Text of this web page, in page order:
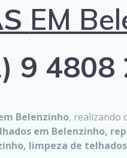
EM
9 4808
Belenzinho, realizando
em Belenzinho,
limpeza de